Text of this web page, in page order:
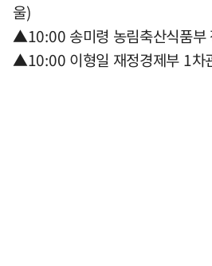
울)
▲10:00 송미령 농림축산식품부
▲10:00 이형일 재정경제부 1차